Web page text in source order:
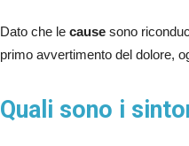
Dato che le cause sono
primo avvertimento del dolore,
Quali sono i